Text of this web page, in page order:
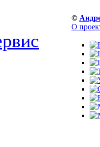
©
О